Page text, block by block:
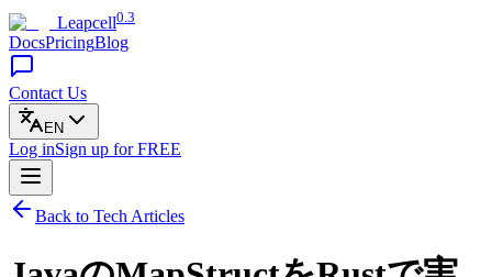
Leapcell0.3
DocsPricingBlog
Contact Us
EN
Log inSign up for FREE
Back to Tech Articles